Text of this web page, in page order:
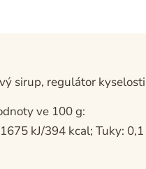
sirup, regulátor
ve 100 g:
kJ/394 kcal; Tuky: